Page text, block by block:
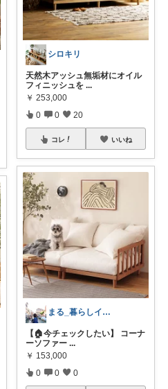
シロキリ
天然木アッシュ無垢材にオイル
フィニッシュを ...
￥ 253,000
0 0 20
コレ いいね
まる_暮らしインテリア🏠❣️
【🏠今チェックしたい】 コーナ
ーソファー ...
￥ 153,000
0 0 0